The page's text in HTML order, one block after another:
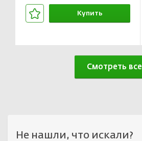
Купить
Смотреть все
Не нашли, что искали?